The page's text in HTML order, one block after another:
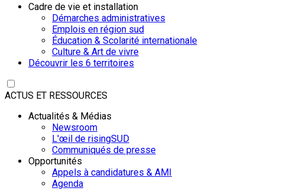
Cadre de vie et installation
Démarches administratives
Emplois en région sud
Éducation & Scolarité internationale
Culture & Art de vivre
Découvrir les 6 territoires
ACTUS ET RESSOURCES
Actualités & Médias
Newsroom
L'œil de risingSUD
Communiqués de presse
Opportunités
Appels à candidatures & AMI
Agenda